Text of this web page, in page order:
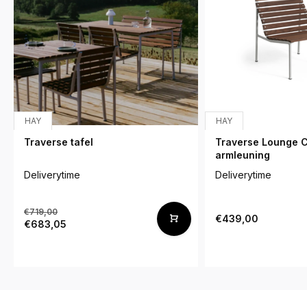
HAY
Traverse tafel
Deliverytime
€719,00
€683,05
HAY
Traverse Lounge
armleuning
Deliverytime
€439,00